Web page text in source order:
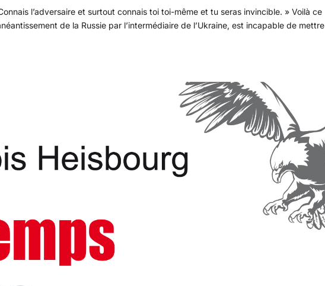
l’adversaire et surtout connais toi toi-même et tu seras invincible. » Voilà ce
de la Russie par l’intermédiaire de l’Ukraine, est incapable de mettre